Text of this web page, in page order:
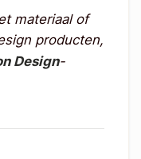
materiaal of
producten,
Design-